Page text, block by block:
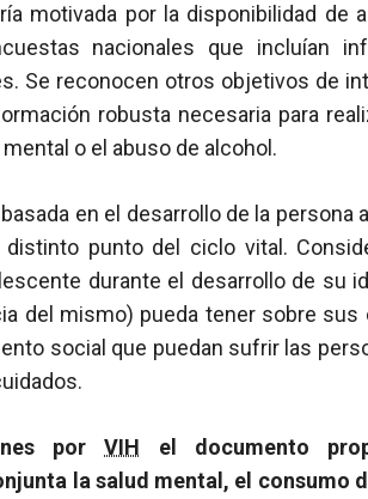
motivada por la disponibilidad de
nacionales que incluían
Se reconocen otros objetivos de
robusta necesaria para
o el abuso de alcohol.
en el desarrollo de la persona
punto del ciclo vital.
durante el desarrollo de su
del mismo) pueda tener sobre
social que puedan sufrir las
porVIH el documento
la salud mental, el consumo